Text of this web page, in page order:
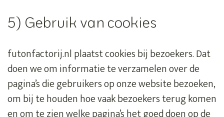
5) Gebruik van cookies
futonfactorij.nl plaatst cookies bij bezoekers. Dat
doen we om informatie te verzamelen over de
pagina’s die gebruikers op onze website bezoeken,
om bij te houden hoe vaak bezoekers terug komen